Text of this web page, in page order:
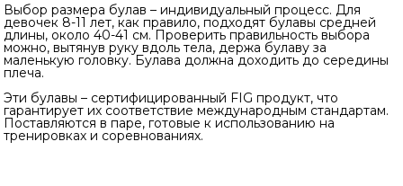
Выбор размера булав – индивидуальный процесс. Для
девочек 8-11 лет, как правило, подходят булавы средней
длины, около 40-41 см. Проверить правильность выбора
можно, вытянув руку вдоль тела, держа булаву за
маленькую головку. Булава должна доходить до середины
плеча.
Эти булавы – сертифицированный FIG продукт, что
гарантирует их соответствие международным стандартам.
Поставляются в паре, готовые к использованию на
тренировках и соревнованиях.